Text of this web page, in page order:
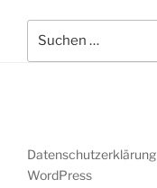
nach:
Datenschutzerklärung
WordPress